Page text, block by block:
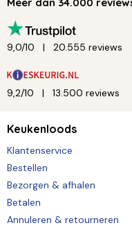
9,0/10 20.555 reviews
9,2/10 13.500 reviews
Keukenloods
Klantenservice
Bestellen
Bezorgen & afhalen
Betalen
Annuleren & retourneren